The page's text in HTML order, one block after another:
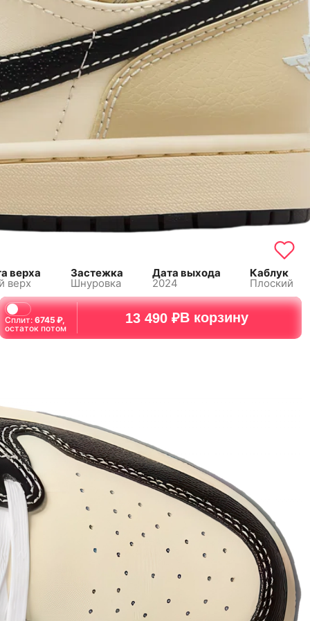
верха
верх
Застежка
Шнуровка
Дата выхода
2024
Каблук
Плоский
Сплит:6745 ₽,
остаток потом
13 490 ₽В корзину